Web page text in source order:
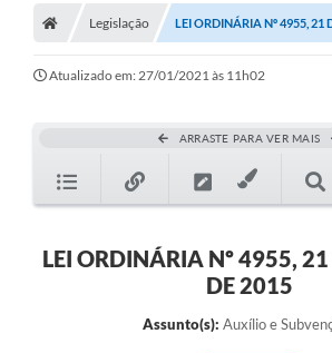
Legislação LEI ORDINÁRIA Nº 4955, 21
Atualizado em: 27/01/2021 às 11h02
ARRASTE PARA VER MAIS
LEI ORDINÁRIA Nº 4955, 21
DE 2015
Assunto(s): Auxílio e